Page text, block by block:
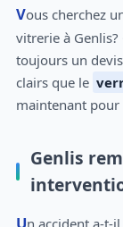
Vous cherchez un devis transparent pour vos travaux de
vitrerie à
toujours un
clairs que le
maintenant
Genlis
Un accident a-t-il causé la casse de votre vitre? Pas de